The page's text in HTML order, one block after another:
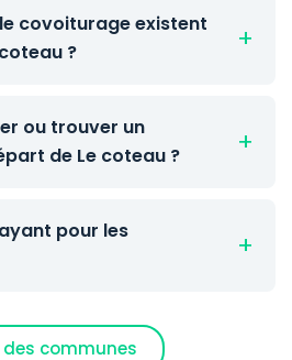
covoiturage existent
?
ou trouver un
de Le coteau ?
pour les
communes